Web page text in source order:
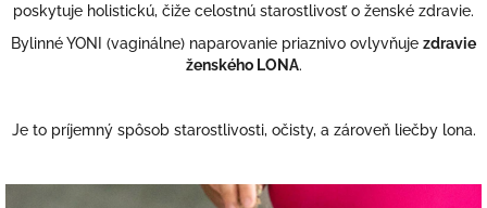
poskytuje holistickú, čiže celostnú starostlivosť o ženské zdravie.
Bylinné YONI (vaginálne) naparovanie priaznivo ovlyvňuje zdravie
ženského LONA.
Je to príjemný spôsob starostlivosti, očisty, a zároveň liečby lona.